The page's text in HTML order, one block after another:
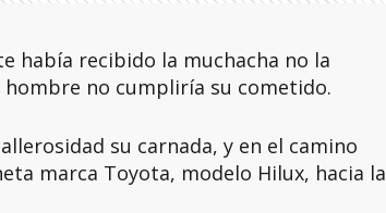
había recibido la muchacha no la
no cumpliría su cometido.
su carnada, y en el camino
marca Toyota, modelo Hilux, hacia la